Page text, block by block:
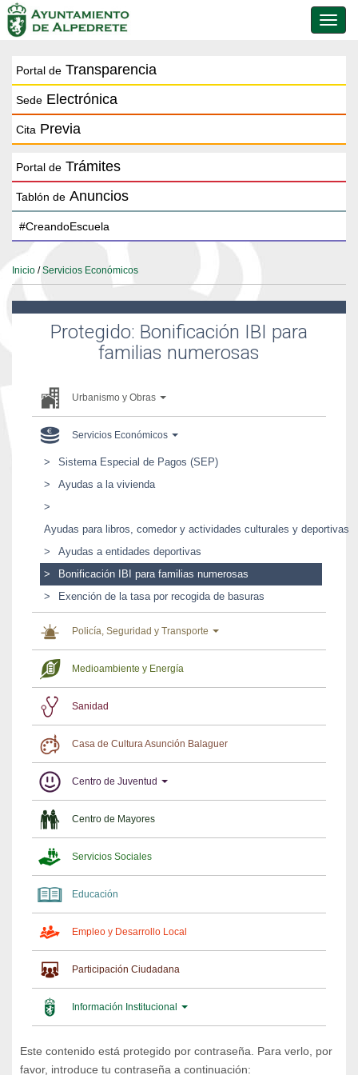
de
Portal de Transparencia
Sede Electrónica
Cita Previa
Portal de Trámites
Tablón de Anuncios
Inicio /Servicios Económicos
Protegido: Bonificación IBI para
familias numerosas
Urbanismo y Obras
Servicios Económicos
Sistema Especial de Pagos (SEP)
Ayudas a la vivienda
Ayudas para libros, comedor y actividades culturales y deportivas
Ayudas a entidades deportivas
Bonificación IBI para familias numerosas
Exención de la tasa por recogida de basuras
Policía, Seguridad y Transporte
Medioambiente y Energía
Sanidad
Casa de Cultura Asunción Balaguer
Centro de Juventud
Centro de Mayores
Servicios Sociales
Educación
Empleo y Desarrollo Local
Participación Ciudadana
Información Institucional
Este contenido está protegido por contraseña. Para verlo, por
favor, introduce tu contraseña a continuación: